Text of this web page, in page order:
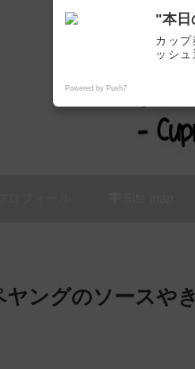
カッ
ヤングのソースや
"本日
カッ
ッシ
Powered by Push7